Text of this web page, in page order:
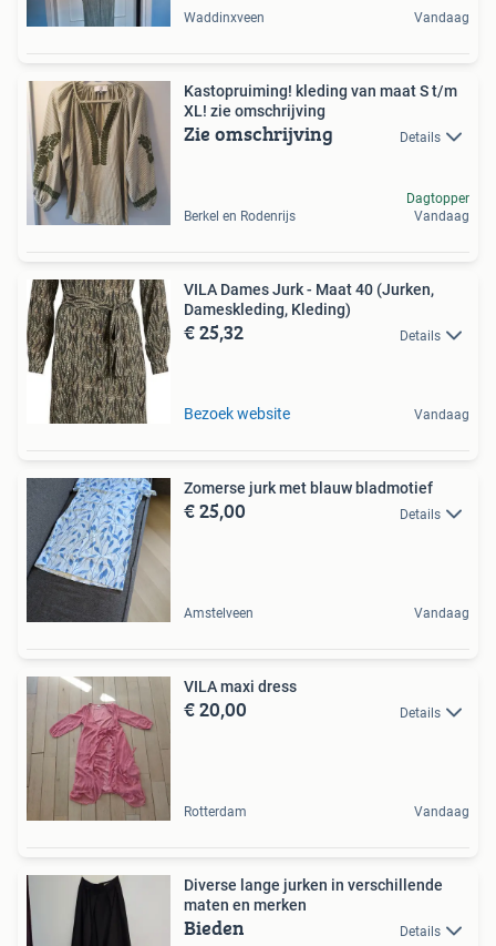
Waddinxveen Vandaag
Kastopruiming! kleding van maat S t/m
XL! zie omschrijving
Zie omschrijving Details
Berkel en Rodenrijs
Dagtopper
Vandaag
VILA Dames Jurk - Maat 40 (Jurken,
Dameskleding, Kleding)
€ 25,32 Details
Bezoek website Vandaag
Zomerse jurk met blauw bladmotief
€ 25,00 Details
Amstelveen Vandaag
VILA maxi dress
€ 20,00 Details
Rotterdam Vandaag
Diverse lange jurken in verschillende
maten en merken
Bieden Details